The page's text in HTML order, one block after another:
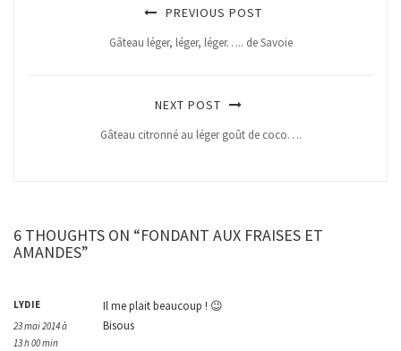
PREVIOUS POST
Gâteau léger, léger, léger….. de Savoie
NEXT POST
Gâteau citronné au léger goût de coco….
6 THOUGHTS ON “FONDANT AUX FRAISES ET
AMANDES”
LYDIE
23 mai 2014 à
13 h 00 min
Il me plait beaucoup ! 😉
Bisous